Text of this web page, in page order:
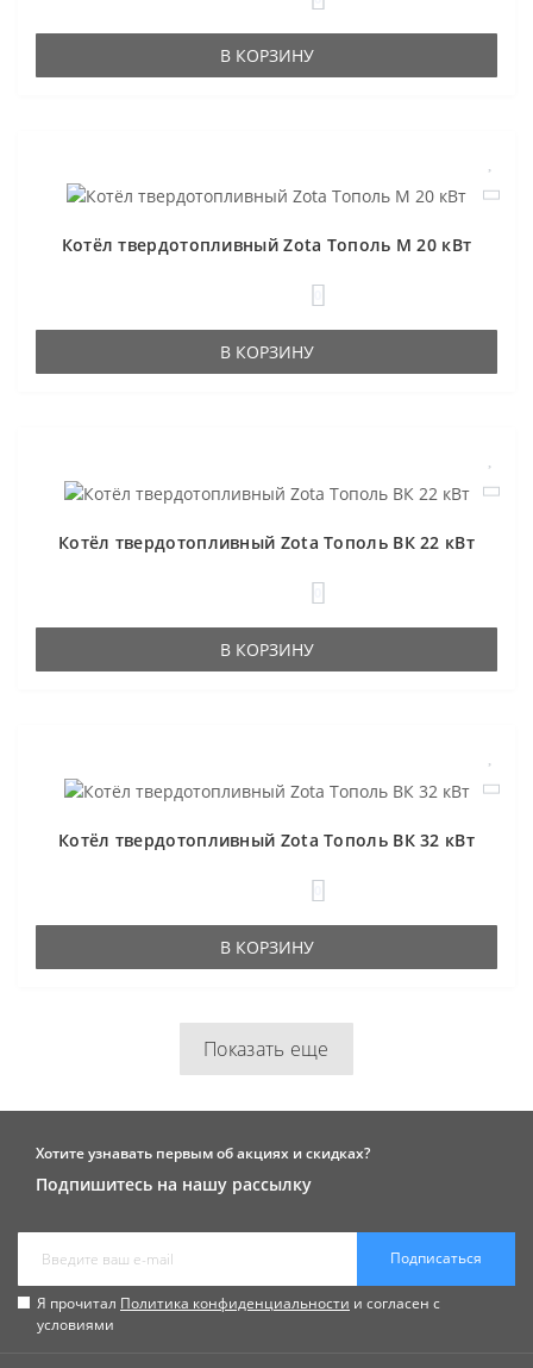
В КОРЗИНУ
Котёл твердотопливный Zota Тополь М 20 кВт
В КОРЗИНУ
Котёл твердотопливный Zota Тополь ВК 22 кВт
В КОРЗИНУ
Котёл твердотопливный Zota Тополь ВК 32 кВт
В КОРЗИНУ
Показать еще
Хотите узнавать первым об акциях и скидках?
Подпишитесь на нашу рассылку
Подписаться
Я прочитал Политика конфиденциальности и согласен с
условиями